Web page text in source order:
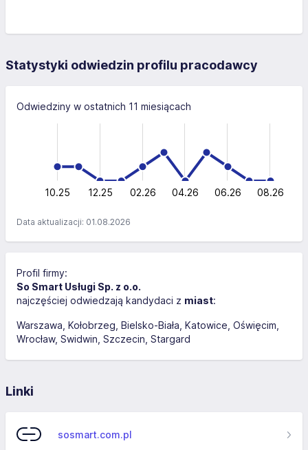
Statystyki odwiedzin profilu pracodawcy
Odwiedziny w ostatnich 11 miesiącach
10.25 12.25 02.26 04.26 06.26 08.26
Data aktualizacji: 01.08.2026
Profil firmy:
So Smart Usługi Sp. z o.o.
najczęściej odwiedzają kandydaci z miast:
Warszawa Kołobrzeg Bielsko-Biała Katowice Oświęcim
Wrocław Swidwin Szczecin Stargard
Linki
sosmart.com.pl